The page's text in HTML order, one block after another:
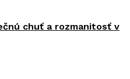
chuť a rozmanitosť v